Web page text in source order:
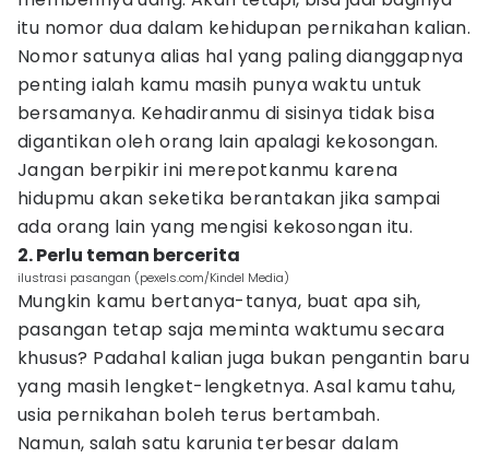
itu nomor dua dalam kehidupan pernikahan kalian.
Nomor satunya alias hal yang paling dianggapnya
penting ialah kamu masih punya waktu untuk
bersamanya. Kehadiranmu di sisinya tidak bisa
digantikan oleh orang lain apalagi kekosongan.
Jangan berpikir ini merepotkanmu karena
hidupmu akan seketika berantakan jika sampai
ada orang lain yang mengisi kekosongan itu.
2. Perlu teman bercerita
ilustrasi pasangan (pexels.com/Kindel Media)
Mungkin kamu bertanya-tanya, buat apa sih,
pasangan tetap saja meminta waktumu secara
khusus? Padahal kalian juga bukan pengantin baru
yang masih lengket-lengketnya. Asal kamu tahu,
usia pernikahan boleh terus bertambah.
Namun, salah satu karunia terbesar dalam